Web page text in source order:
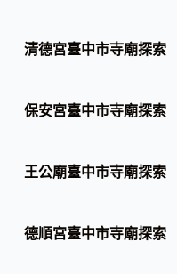
清德宮臺中市寺廟探索
保安宮臺中市寺廟探索
王公廟臺中市寺廟探索
德順宮臺中市寺廟探索